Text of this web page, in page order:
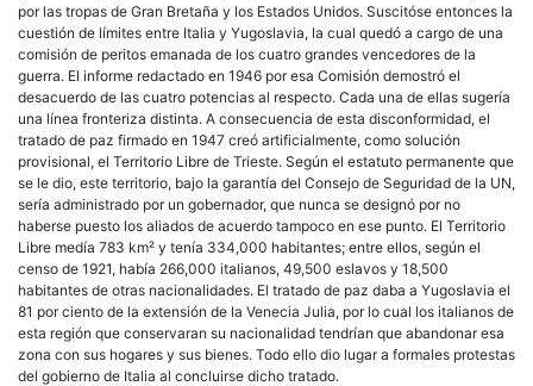
por las tropas de Gran Bretaña y los Estados Unidos. Suscitóse entonces la
cuestión de límites entre Italia y Yugoslavia, la cual quedó a cargo de una
comisión de peritos emanada de los cuatro grandes vencedores de la
guerra. El informe redactado en 1946 por esa Comisión demostró el
desacuerdo de las cuatro potencias al respecto. Cada una de ellas sugería
una línea fronteriza distinta. A consecuencia de esta disconformidad, el
tratado de paz firmado en 1947 creó artificialmente, como solución
provisional, el Territorio Libre de Trieste. Según el estatuto permanente que
se le dio, este territorio, bajo la garantía del Consejo de Seguridad de la UN,
sería administrado por un gobernador, que nunca se designó por no
haberse puesto los aliados de acuerdo tampoco en ese punto. El Territorio
Libre medía 783 km² y tenía 334,000 habitantes; entre ellos, según el
censo de 1921, había 266,000 italianos, 49,500 eslavos y 18,500
habitantes de otras nacionalidades. El tratado de paz daba a Yugoslavia el
81 por ciento de la extensión de la Venecia Julia, por lo cual los italianos de
esta región que conservaran su nacionalidad tendrían que abandonar esa
zona con sus hogares y sus bienes. Todo ello dio lugar a formales protestas
del gobierno de Italia al concluirse dicho tratado.